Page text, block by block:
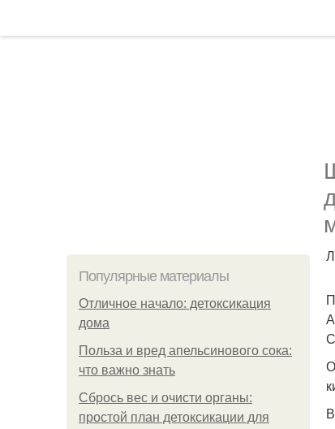
Популярные материалы
Отличное начало: детоксикация
дома
Польза и вред апельсинового сока:
что важно знать
Сбрось вес и очисти органы:
простой план детоксикации для